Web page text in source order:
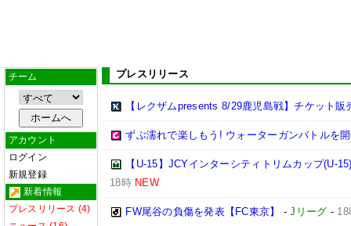
チーム
アカウント
ログイン
新規登録
新着情報
プレスリリース (4)
プレスリリース
【レクザムpresents 8/29鹿児島戦】チケット販
ずぶ濡れで楽しもう! ウォーターガンバトルを
【U-15】JCYインターシティトリムカップ(U-
18時 NEW
FW尾谷の負傷を発表【FC東京】 -Jリーグ - 18